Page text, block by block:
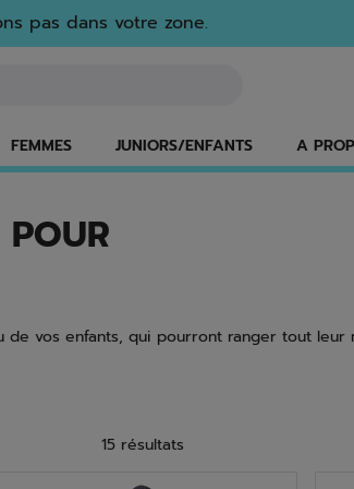
pas dans votre zone.
FEMMES JUNIORS/ENFANTS A
vos enfants, qui pourront ranger tout leur
15 résultats